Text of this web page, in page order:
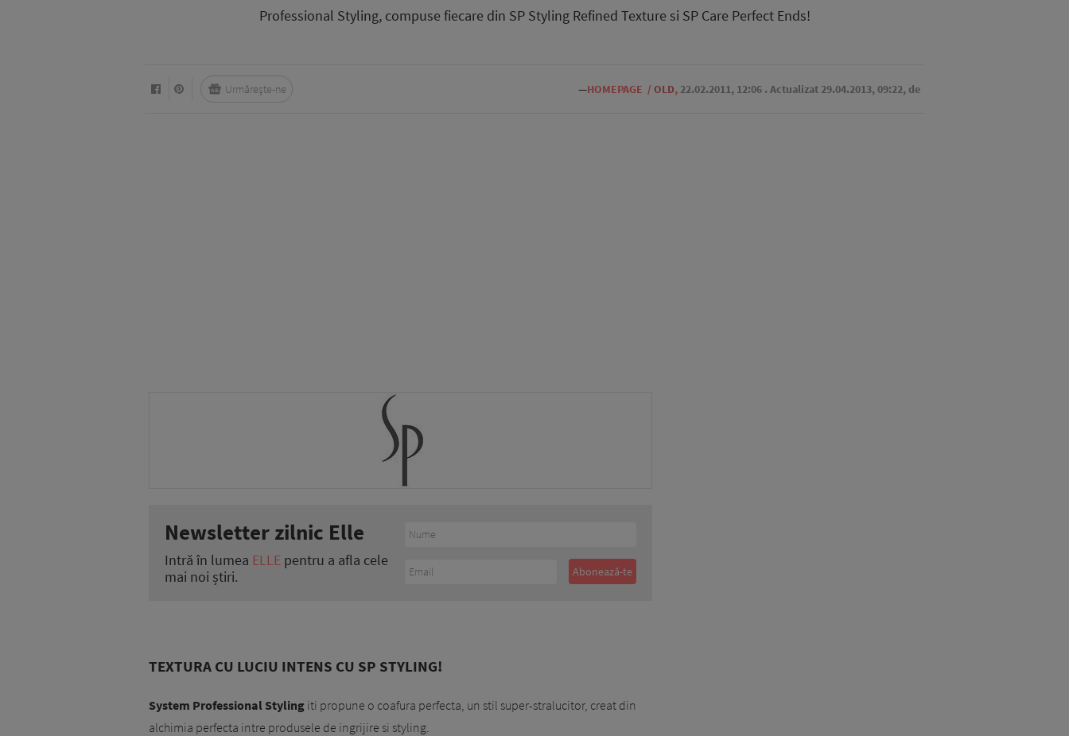
Professional Styling, compuse fiecare din SP Styling Refined Texture si SP Care Perfect Ends!
—HOMEPAGE / OLD, 22.02.2011, 12:06 . Actualizat 29.04.2013, 09:22, de
Urmărește-ne
Newsletter zilnic Elle
Intră în lumea ELLE pentru a afla cele
mai noi știri.
TEXTURA CU LUCIU INTENS CU SP STYLING!
System Professional Styling iti propune o coafura perfecta, un stil super-stralucitor, creat din
alchimia perfecta intre produsele de ingrijire si styling.